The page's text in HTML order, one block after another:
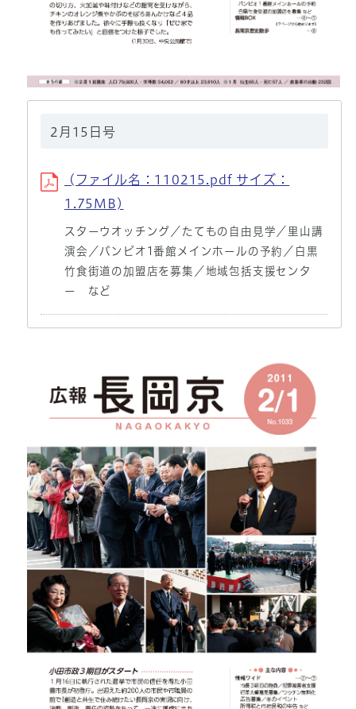
2月15日号
(ファイル名：110215.pdf サイズ：
1.75MB)
スターウオッチング／たてもの自由見学／里山講
演会／バンビオ1番館メインホールの予約／白黒
竹食街道の加盟店を募集／地域包括支援センタ
ー など